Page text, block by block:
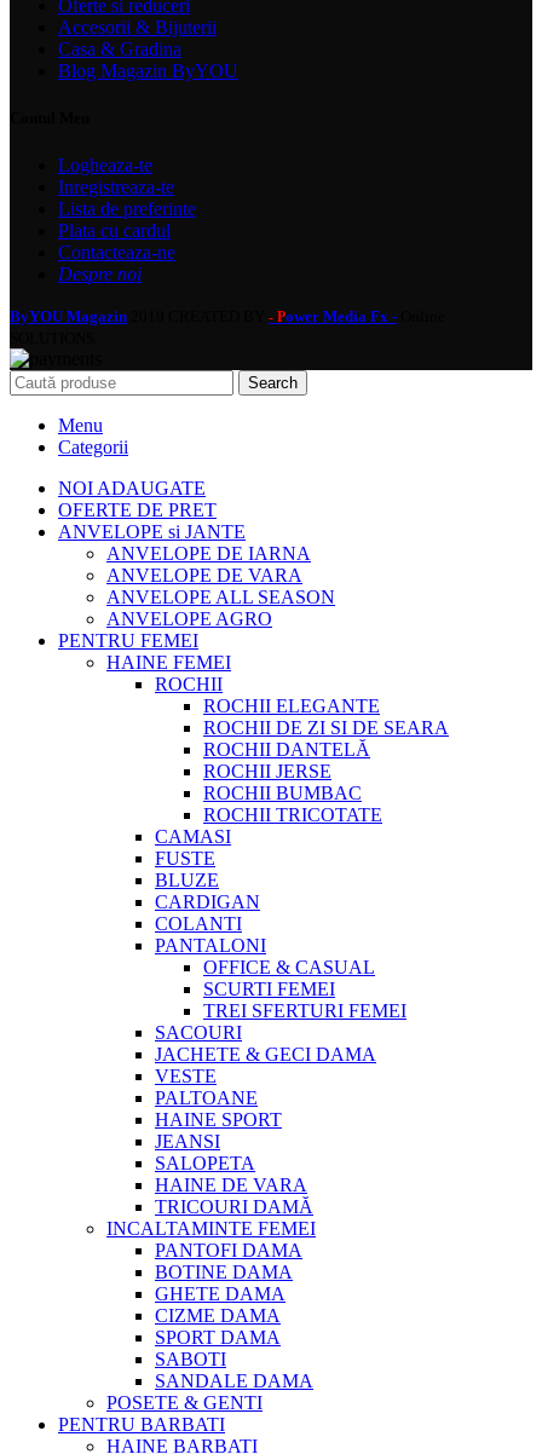
Oferte si reduceri
Accesorii & Bijuterii
Casa & Gradina
Blog Magazin ByYOU
Logheaza-te
Inregistreaza-te
Lista de preferinte
Plata cu cardul
Contacteaza-ne
Despre noi
ByYOU Magazin - Power Media Fx -
Search
Menu
Categorii
NOI ADAUGATE
OFERTE DE PRET
ANVELOPE si JANTE
ANVELOPE DE IARNA
ANVELOPE DE VARA
ANVELOPE ALL SEASON
ANVELOPE AGRO
PENTRU FEMEI
HAINE FEMEI
ROCHII
ROCHII ELEGANTE
ROCHII DE ZI SI DE SEARA
ROCHII DANTELĂ
ROCHII JERSE
ROCHII BUMBAC
ROCHII TRICOTATE
CAMASI
FUSTE
BLUZE
CARDIGAN
COLANTI
PANTALONI
OFFICE & CASUAL
SCURTI FEMEI
TREI SFERTURI FEMEI
SACOURI
JACHETE & GECI DAMA
VESTE
PALTOANE
HAINE SPORT
JEANSI
SALOPETA
HAINE DE VARA
TRICOURI DAMĂ
INCALTAMINTE FEMEI
PANTOFI DAMA
BOTINE DAMA
GHETE DAMA
CIZME DAMA
SPORT DAMA
SABOTI
SANDALE DAMA
POSETE & GENTI
PENTRU BARBATI
HAINE BARBATI